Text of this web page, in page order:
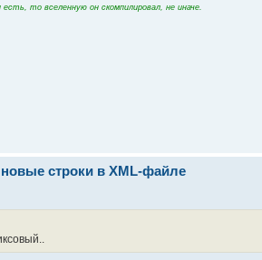
то вселенную он скомпилировал, не иначе.
строки в XML-файле